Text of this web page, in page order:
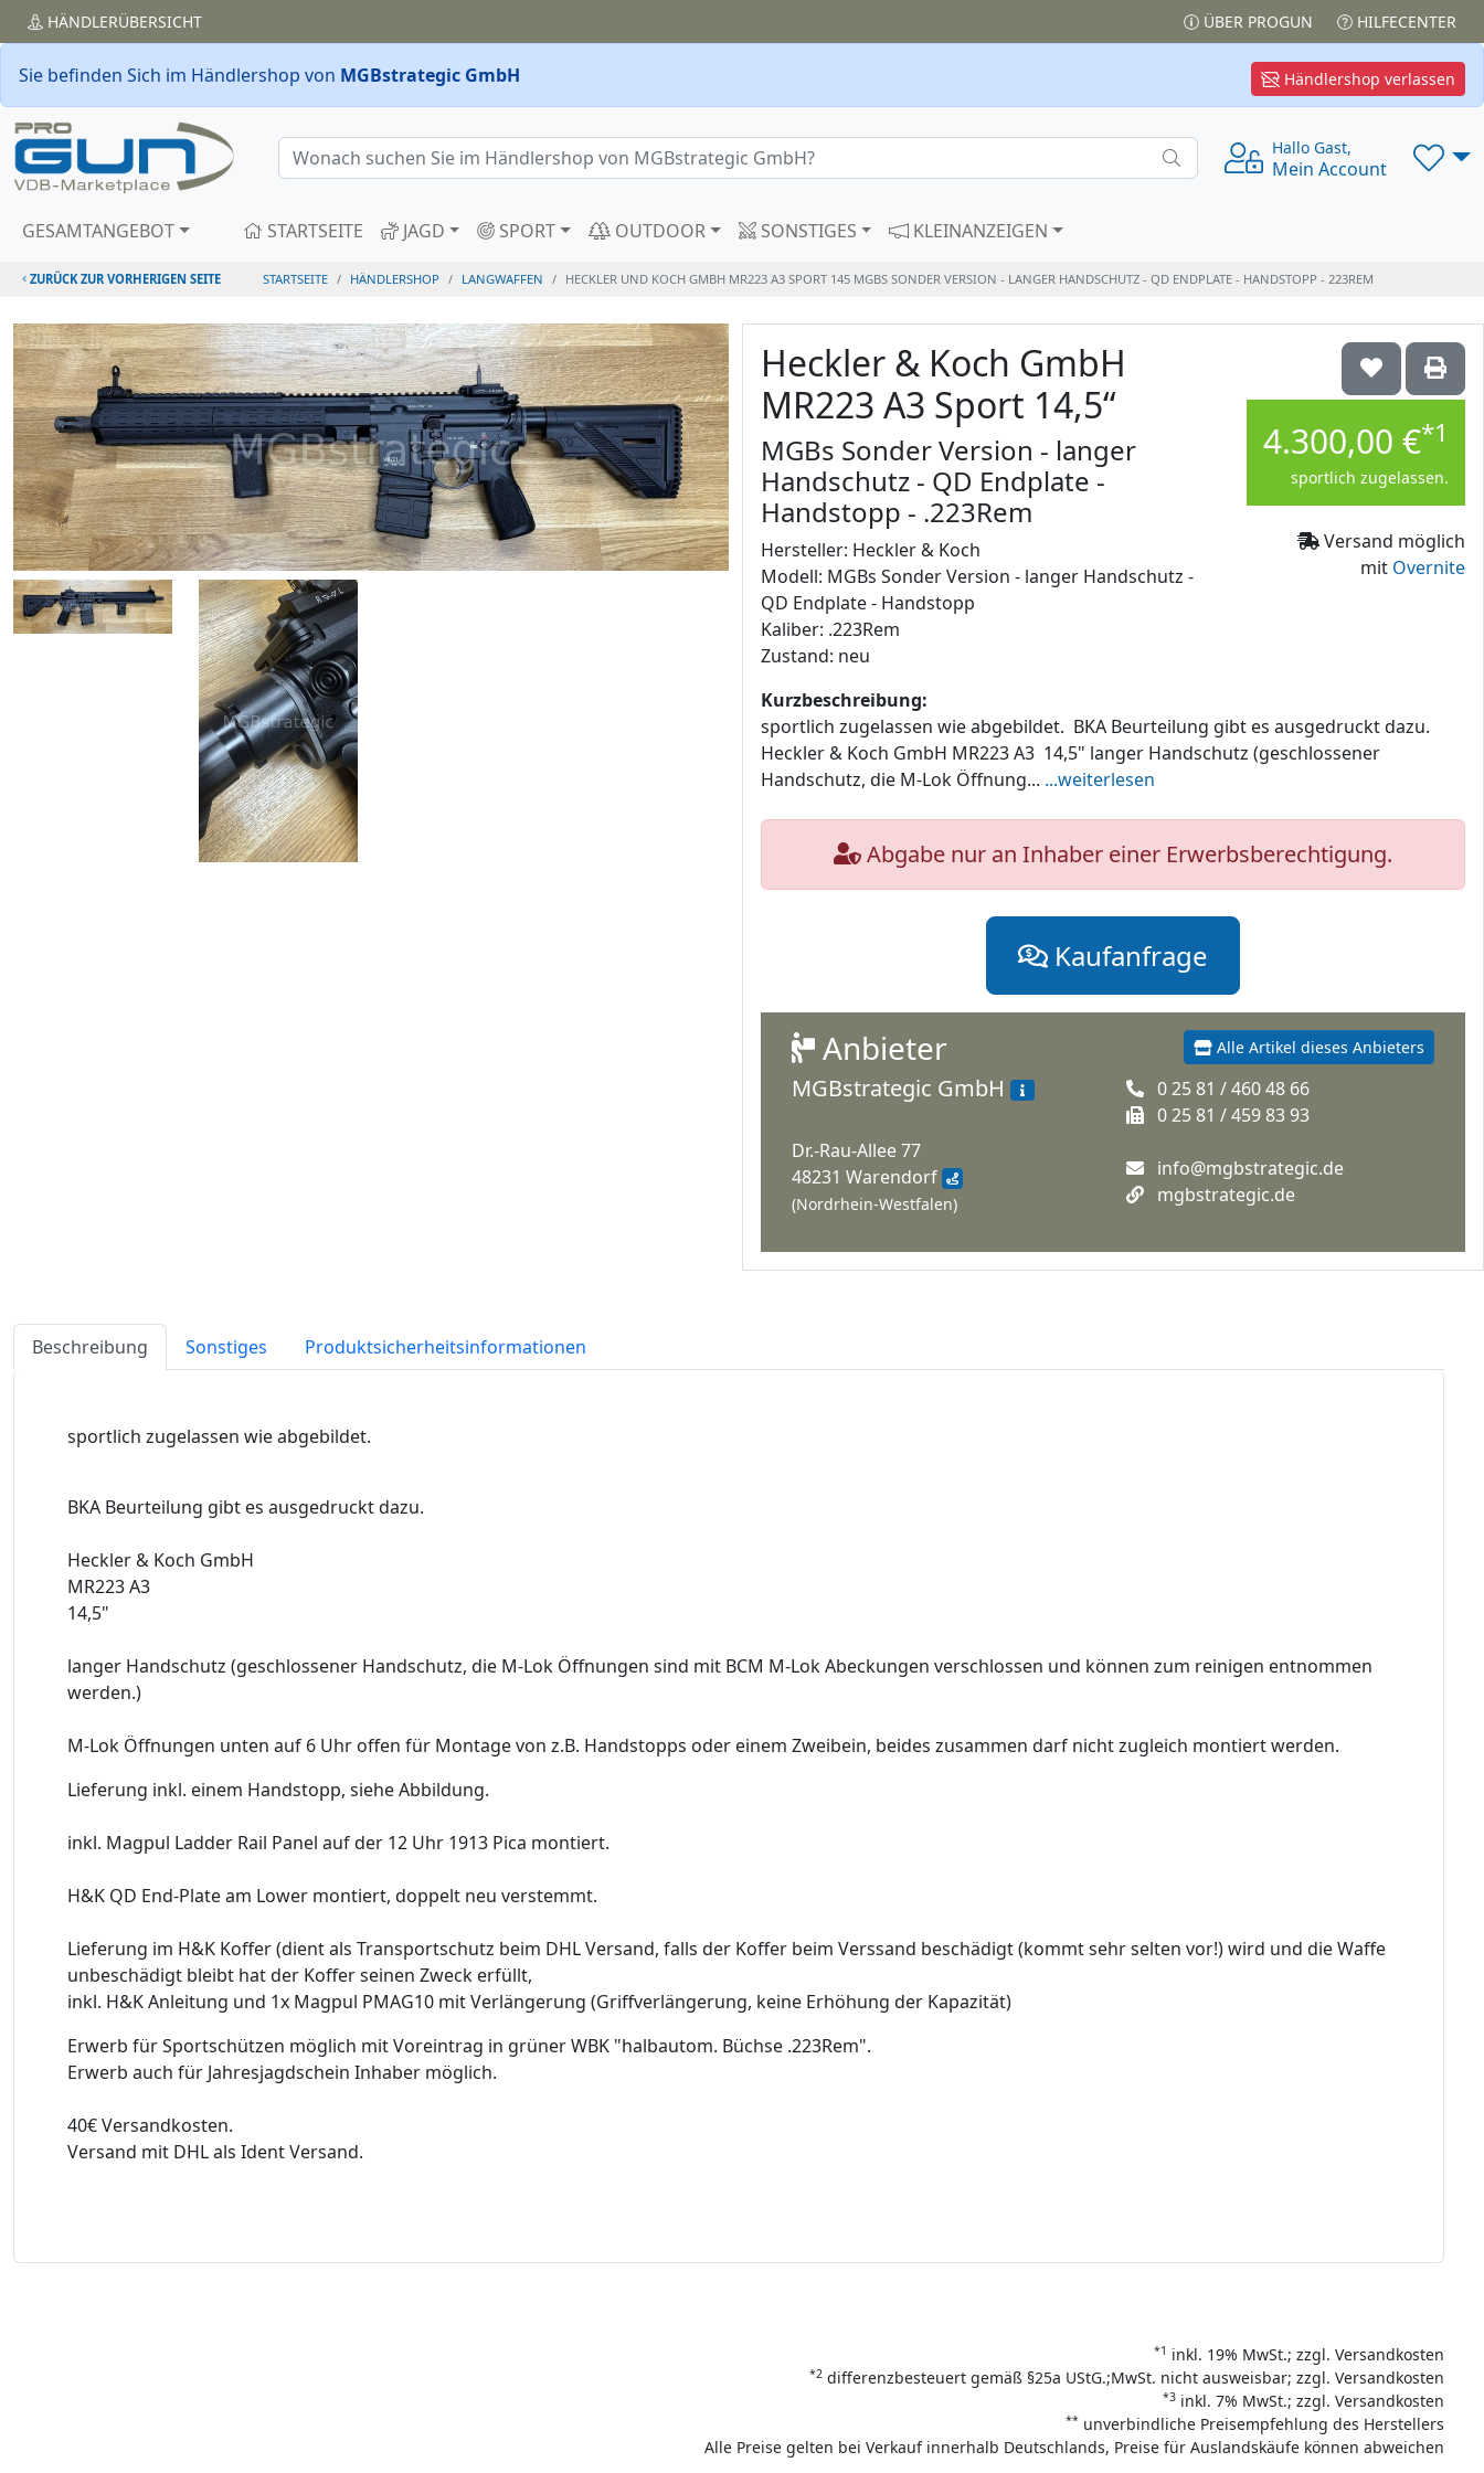
HÄNDLERÜBERSICHT ÜBER PROGUN HILFECENTER
Händlershop verlassen
Sie befinden Sich im Händlershop von MGBstrategic GmbH
Hallo Gast,
Mein Account
GESAMTANGEBOT STARTSEITE JAGD SPORT OUTDOOR SONSTIGES KLEINANZEIGEN
ZURÜCK ZUR VORHERIGEN SEITE STARTSEITE HÄNDLERSHOP LANGWAFFEN HECKLER UND KOCH GMBH MR223 A3 SPORT 145 MGBS SONDER VERSION - LANGER HANDSCHUTZ - QD ENDPLATE - HANDSTOPP - 223REM
4.300,00 €*1
sportlich zugelassen.
Versand möglich
mit Overnite
Heckler & Koch GmbH
MR223 A3 Sport 14,5“
MGBs Sonder Version - langer
Handschutz - QD Endplate -
Handstopp - .223Rem
Hersteller: Heckler & Koch
Modell: MGBs Sonder Version - langer Handschutz -
QD Endplate - Handstopp
Kaliber: .223Rem
Zustand: neu
Kurzbeschreibung:
sportlich zugelassen wie abgebildet. BKA Beurteilung gibt es ausgedruckt dazu.
Heckler & Koch GmbH MR223 A3 14,5" langer Handschutz (geschlossener
Handschutz, die M-Lok Öffnung... ...weiterlesen
Abgabe nur an Inhaber einer Erwerbsberechtigung.
Kaufanfrage
Alle Artikel dieses Anbieters
Anbieter
MGBstrategic GmbH
Dr.-Rau-Allee 77
48231 Warendorf
(Nordrhein-Westfalen)
0 25 81 / 460 48 66
0 25 81 / 459 83 93
info@mgbstrategic.de
mgbstrategic.de
Beschreibung Sonstiges Produktsicherheitsinformationen
sportlich zugelassen wie abgebildet.
BKA Beurteilung gibt es ausgedruckt dazu.
Heckler & Koch GmbH
MR223 A3
14,5"
langer Handschutz (geschlossener Handschutz, die M-Lok Öffnungen sind mit BCM M-Lok Abeckungen verschlossen und können zum reinigen entnommen
werden.)
M-Lok Öffnungen unten auf 6 Uhr offen für Montage von z.B. Handstopps oder einem Zweibein, beides zusammen darf nicht zugleich montiert werden.
Lieferung inkl. einem Handstopp, siehe Abbildung.
inkl. Magpul Ladder Rail Panel auf der 12 Uhr 1913 Pica montiert.
H&K QD End-Plate am Lower montiert, doppelt neu verstemmt.
Lieferung im H&K Koffer (dient als Transportschutz beim DHL Versand, falls der Koffer beim Verssand beschädigt (kommt sehr selten vor!) wird und die Waffe
unbeschädigt bleibt hat der Koffer seinen Zweck erfüllt,
inkl. H&K Anleitung und 1x Magpul PMAG10 mit Verlängerung (Griffverlängerung, keine Erhöhung der Kapazität)
Erwerb für Sportschützen möglich mit Voreintrag in grüner WBK "halbautom. Büchse .223Rem".
Erwerb auch für Jahresjagdschein Inhaber möglich.
40€ Versandkosten.
Versand mit DHL als Ident Versand.
*1 inkl. 19% MwSt.; zzgl. Versandkosten
*2 differenzbesteuert gemäß §25a UStG.;MwSt. nicht ausweisbar; zzgl. Versandkosten
*3 inkl. 7% MwSt.; zzgl. Versandkosten
** unverbindliche Preisempfehlung des Herstellers
Alle Preise gelten bei Verkauf innerhalb Deutschlands, Preise für Auslandskäufe können abweichen